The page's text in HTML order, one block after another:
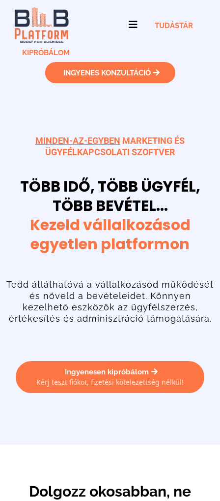
TUDÁSTÁR
KIPRÓBÁLOM
INGYENES KONZULTÁCIÓ
MINDEN-AZ-EGYBEN MARKETING ÉS
ÜGYFÉLKAPCSOLATI SZOFTVER
TÖBB IDŐ, TÖBB ÜGYFÉL,
TÖBB BEVÉTEL...
Kezeld vállalkozásod
egyetlen platformon
Tedd átláthatóvá a vállalkozásod működését
és növeld a bevételeidet. Könnyen
kezelhető eszközök az ügyfélszerzés,
értékesítés és adminisztráció támogatására.
Ingyenesen kipróbálom
Kérj teszt fiókot, fizetési kötelezettség nélkül!
Dolgozz okosabban, ne